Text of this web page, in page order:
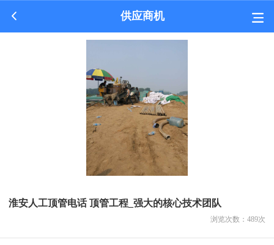
供应商机
淮安人工顶管电话 顶管工程_强大的核心技术团队
浏览次数： 489次